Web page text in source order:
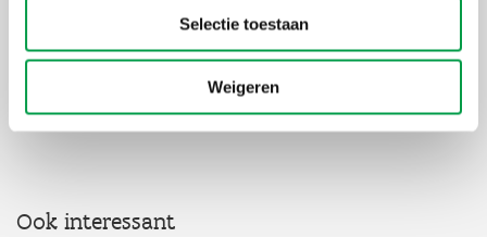
Selectie toestaan
Weigeren
Stel je vraag aan Voka
Ook interessant